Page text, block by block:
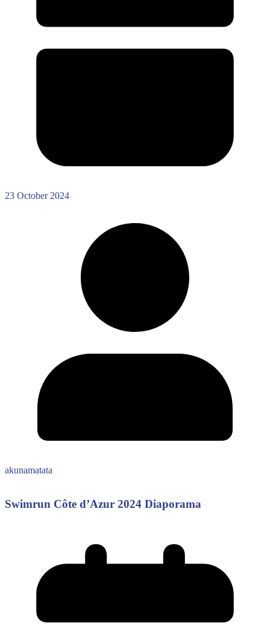
23 October 2024
akunamatata
Swimrun Côte d’Azur 2024 Diaporama